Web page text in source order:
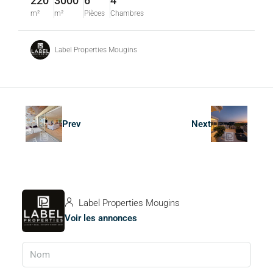
m² m² Pièces Chambres
Label Properties Mougins
Prev Next
Label Properties Mougins
Voir les annonces